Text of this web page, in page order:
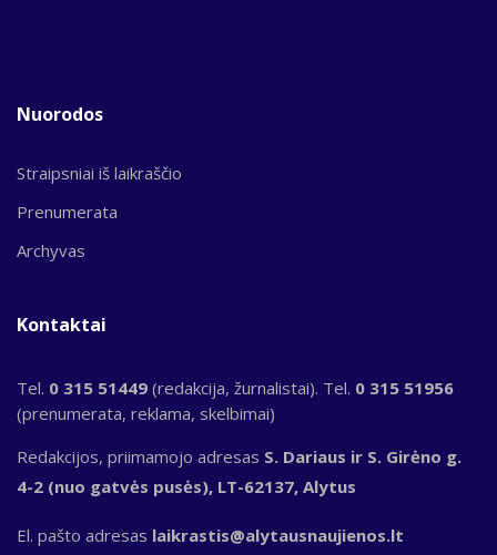
Nuorodos
Straipsniai iš laikraščio
Prenumerata
Archyvas
Kontaktai
Tel. 0 315 51449 (redakcija, žurnalistai). Tel. 0 315 51956
(prenumerata, reklama, skelbimai)
Redakcijos, priimamojo adresas S. Dariaus ir S. Girėno g.
4-2 (nuo gatvės pusės), LT-62137, Alytus
El. pašto adresas laikrastis@alytausnaujienos.lt